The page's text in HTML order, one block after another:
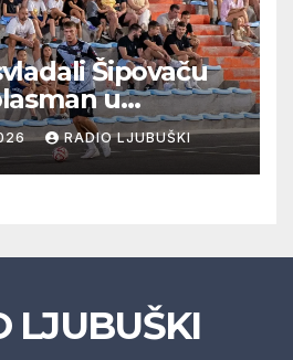
Šipovaču
u
Grab izborio
Klobuk ispao,
četvrtfinale
RADIO LJUBUŠKI
LJUBUŠKI